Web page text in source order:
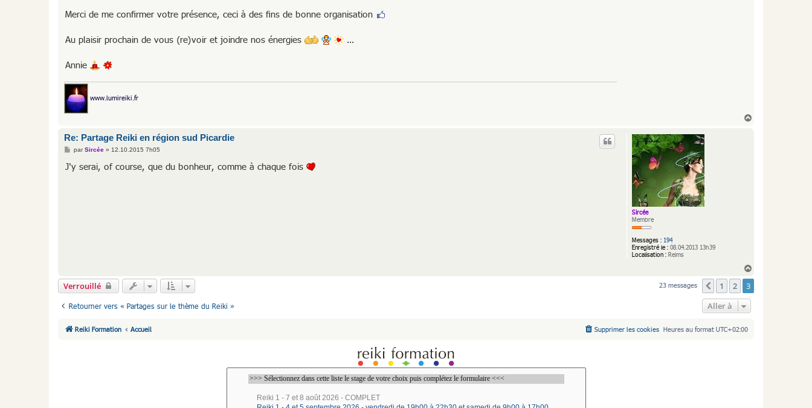
Merci de me confirmer votre présence, ceci à des fins de bonne organisation
Au plaisir prochain de vous (re)voir et joindre nos énergies
Annie
www.lumireiki.fr
Sircée
Membre
Messages : 194
Enregistré le : 08.04.2013 13h39
Localisation : Reims
Re: Partage Reiki en région sud Picardie
M
s
parSircée» 12.10.2015 7h05
J'y serai, of course, que du bonheur, comme à chaque fois
a
t
Verrouillé 23 messages Précédente
1 2 3
Retourner vers « Partages sur le thème du Reiki » Aller à
Reiki Formation Accueil Heures au format UTC+02:00
Supprimer les cookies